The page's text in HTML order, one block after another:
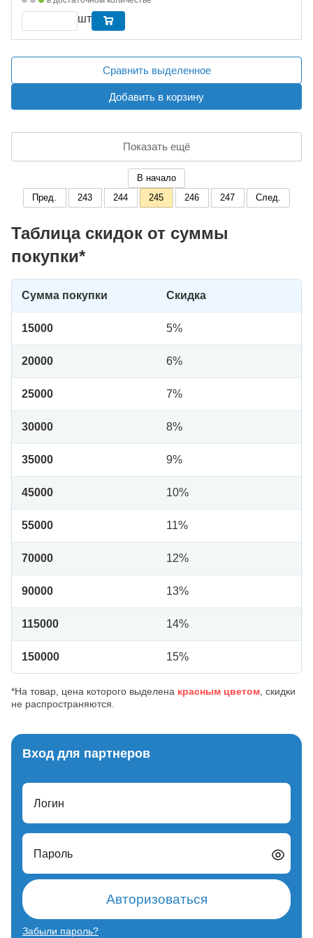
шт
Сравнить выделенное
Добавить в корзину
Показать ещё
В начало
Пред.
243 244 245 246 247 След.
Таблица скидок от суммы
покупки*
Сумма покупки Скидка
15000 5%
20000 6%
25000 7%
30000 8%
35000 9%
45000 10%
55000 11%
70000 12%
90000 13%
115000 14%
150000 15%
*На товар, цена которого выделена красным цветом , скидки
не распространяются.
Вход для партнеров
Логин
Пароль
Авторизоваться
Забыли пароль?